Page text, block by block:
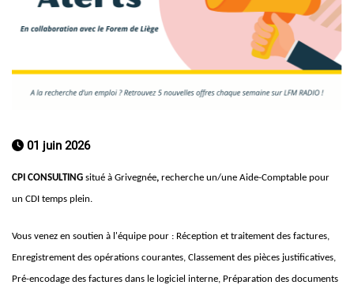
01 juin 2026
CPI CONSULTING situé à Grivegnée, recherche un/une Aide-Comptable pour
un CDI temps plein.
Vous venez en soutien à l'équipe pour : Réception et traitement des factures,
Enregistrement des opérations courantes, Classement des pièces justificatives,
Pré-encodage des factures dans le logiciel interne, Préparation des documents